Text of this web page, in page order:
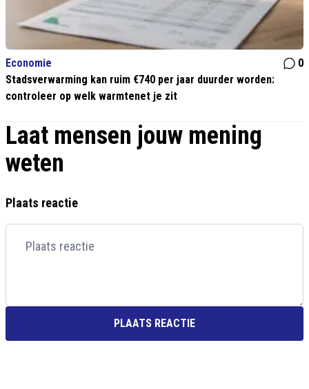
Economie
0
Stadsverwarming kan ruim €740 per jaar duurder worden:
controleer op welk warmtenet je zit
Laat mensen jouw mening
weten
Plaats reactie
PLAATS REACTIE